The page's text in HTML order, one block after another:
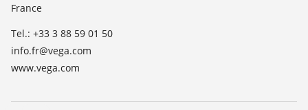
Presse
Blog
France
Tel.: +33 3 88 59 01 50
info.fr@vega.com
www.vega.com